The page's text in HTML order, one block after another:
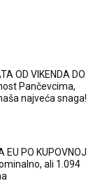
OD VIKENDA DO
Pančevcima,
najveća snaga!
EU PO KUPOVNOJ
ali 1.094